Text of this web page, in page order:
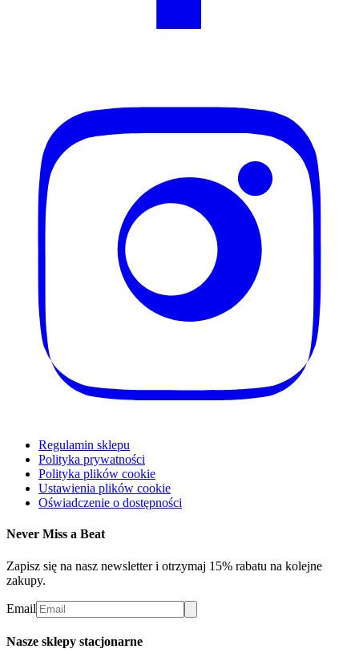
Regulamin sklepu
Polityka prywatności
Polityka plików cookie
Ustawienia plików cookie
Oświadczenie o dostępności
Never Miss a Beat
Zapisz się na nasz newsletter i otrzymaj 15% rabatu na kolejne
zakupy.
Email
Nasze sklepy stacjonarne